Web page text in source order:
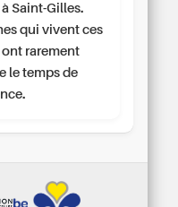
Saint-Gilles.
qui vivent ces
rarement
le temps de